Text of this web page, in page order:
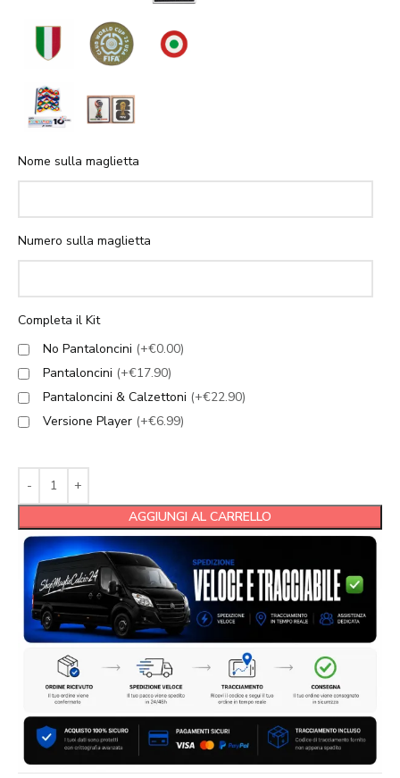
Nome sulla maglietta
Numero sulla maglietta
Completa il Kit
No Pantaloncini (+€0.00)
Pantaloncini (+€17.90)
Pantaloncini & Calzettoni (+€22.90)
Versione Player (+€6.99)
AGGIUNGI AL CARRELLO